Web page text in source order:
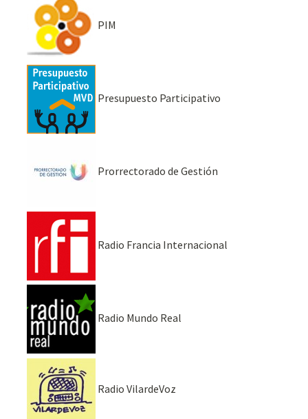
PIM
Presupuesto Participativo
Prorrectorado de Gestión
Radio Francia Internacional
Radio Mundo Real
Radio VilardeVoz